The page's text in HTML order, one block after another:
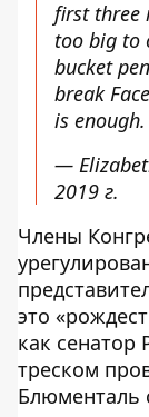
first three
too big to
bucket
break
is enough.
—
2019 г.
Члены
это
как сенатор
треском
Блюменталь